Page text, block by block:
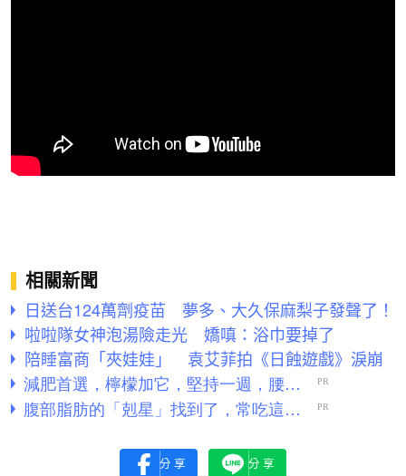
相關新聞
日送台124萬劑疫苗 夢多、大久保麻梨子發聲了！
啦啦隊女神泡湯險走光 嬌嗔：浴巾要掉了
陪睡富商「夾娃娃」 袁艾菲拍《日蝕遊戲》淚崩
分享 分享